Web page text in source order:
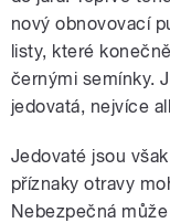
nový obnovovací
listy, které
černými semínky.
jedovatá, nejvíce
Jedovaté jsou
příznaky otravy
Nebezpečná